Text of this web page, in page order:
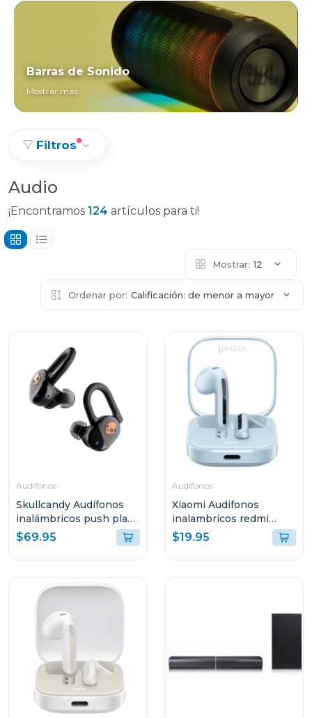
Barras de Sonido
Mostrar más
Filtros
Audio
¡Encontramos 124 artículos para ti!
Mostrar: 12
Ordenar por: Calificación: de menor a mayor
Audifonos
Skullcandy Audífonos
inalámbricos push play
active negro s749
$69.95
Audifonos
Xiaomi Audifonos
inalambricos redmi
buds 6 active bluetooth
$19.95